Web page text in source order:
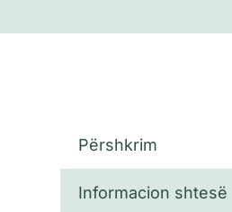
Përshkrim
Informacion shtesë